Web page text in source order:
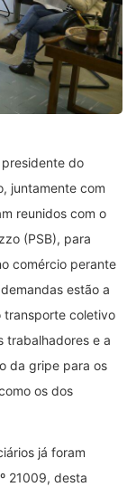
do
juntamente com
reunidos com o
(PSB), para
comércio perante
estão a
transporte coletivo
trabalhadores e a
da gripe para os
os dos
já foram
21009, desta